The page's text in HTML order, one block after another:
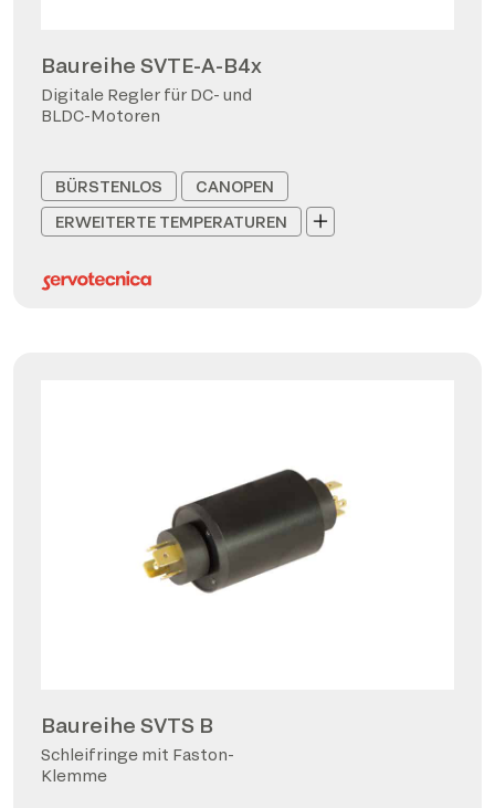
Baureihe SVTE-A-B4x
Digitale Regler für DC- und
BLDC-Motoren
BÜRSTENLOS
CANOPEN
ERWEITERTE TEMPERATUREN
Baureihe SVTS B
Schleifringe mit Faston-
Klemme